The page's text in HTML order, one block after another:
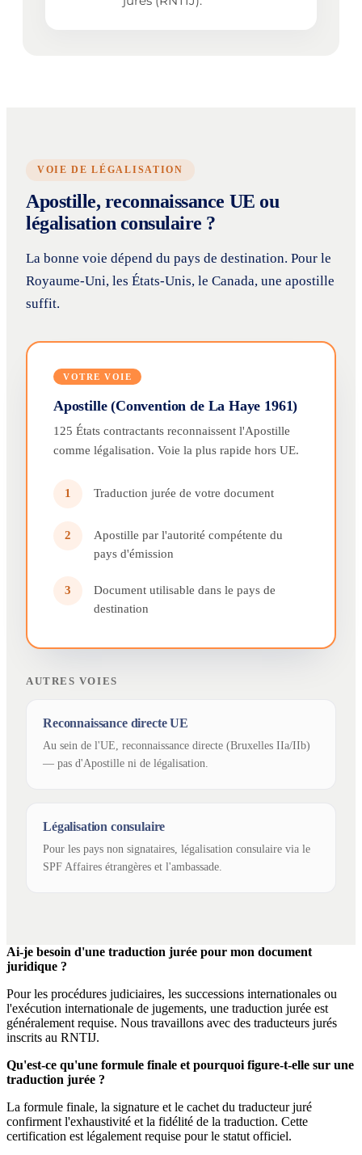
VOIE DE LÉGALISATION
Apostille, reconnaissance UE ou
légalisation consulaire ?
La bonne voie dépend du pays de destination. Pour le
Royaume-Uni, les États-Unis, le Canada, une apostille
suffit.
VOTRE VOIE
Apostille (Convention de La Haye 1961)
125 États contractants reconnaissent l'Apostille
comme légalisation. Voie la plus rapide hors UE.
1 Traduction jurée de votre document
2
Apostille par l'autorité compétente du
pays d'émission
3
Document utilisable dans le pays de
destination
AUTRES VOIES
Reconnaissance directe UE
Au sein de l'UE, reconnaissance directe (Bruxelles IIa/IIb)
— pas d'Apostille ni de légalisation.
Légalisation consulaire
Pour les pays non signataires, légalisation consulaire via le
SPF Affaires étrangères et l'ambassade.
Ai-je besoin d'une traduction jurée pour mon document
juridique ?
Pour les procédures judiciaires, les successions internationales ou
l'exécution internationale de jugements, une traduction jurée est
généralement requise. Nous travaillons avec des traducteurs jurés
inscrits au RNTIJ.
Qu'est-ce qu'une formule finale et pourquoi figure-t-elle sur une
traduction jurée ?
La formule finale, la signature et le cachet du traducteur juré
confirment l'exhaustivité et la fidélité de la traduction. Cette
certification est légalement requise pour le statut officiel.